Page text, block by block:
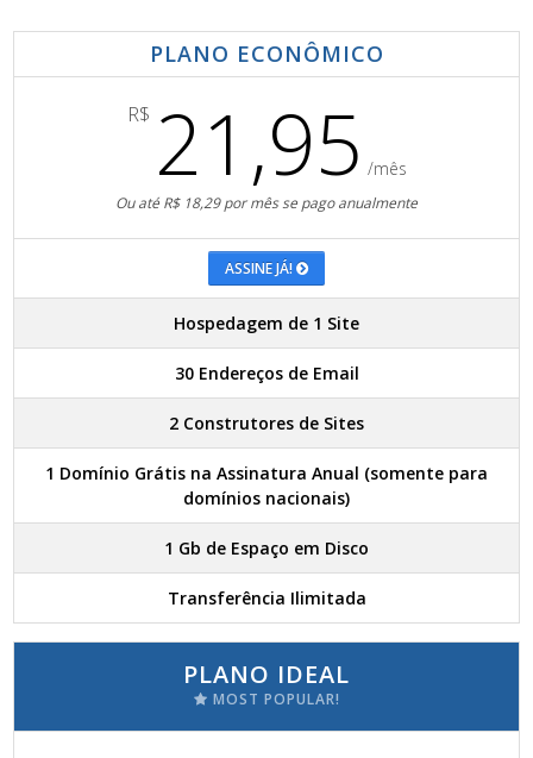
PLANO ECONÔMICO
R$ 21,95 /mês
Ou até R$ 18,29 por mês se pago anualmente
ASSINE JÁ!
Hospedagem de 1 Site
30 Endereços de Email
2 Construtores de Sites
1 Domínio Grátis na Assinatura Anual (somente para
domínios nacionais)
1 Gb de Espaço em Disco
Transferência Ilimitada
PLANO IDEAL
MOST POPULAR!